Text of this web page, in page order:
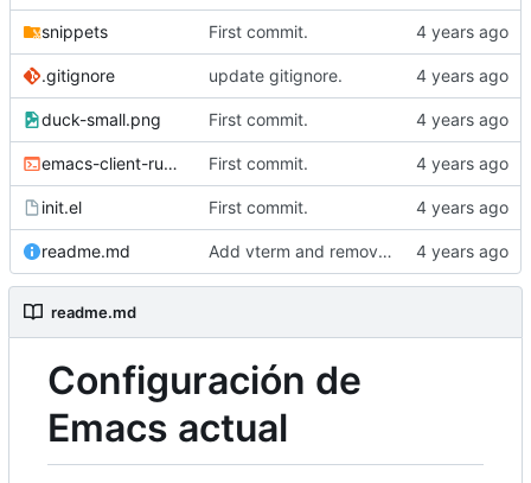
snippets First commit.
.gitignore update gitignore.
duck-small.png First commit.
emacs-client-runner.sh First commit.
init.el First commit.
readme.md Add vterm and remove terminal-here.
readme.md
Configuración de
Emacs actual